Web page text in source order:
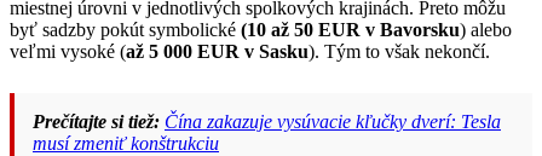
miestnej úrovni v jednotlivých spolkových krajinách. Preto môžu
byť sadzby pokút symbolické (10 až 50 EUR v Bavorsku) alebo
veľmi vysoké (až 5 000 EUR v Sasku). Tým to však nekončí.
Prečítajte si tiež: Čína zakazuje vysúvacie kľučky dverí: Tesla
musí zmeniť konštrukciu